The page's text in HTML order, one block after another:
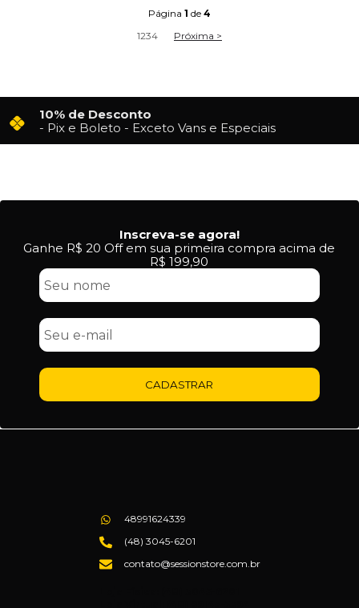
Página 1 de 4
1234 Próxima >
10% de Desconto
- Pix e Boleto - Exceto Vans e Especiais
Inscreva-se agora!
Ganhe R$ 20 Off em sua primeira compra acima de
R$ 199,90
CADASTRAR
48991624339
(48) 3045-6201
contato@sessionstore.com.br